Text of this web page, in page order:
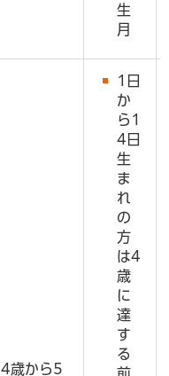
生
月
4歳から5
1日
か
ら1
4日
生
ま
れ
の
方
は4
歳
に
達
す
る